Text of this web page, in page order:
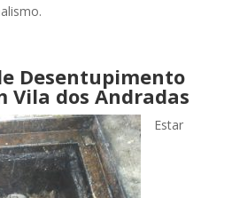
Desentupimento
Vila dos Andradas
Estar